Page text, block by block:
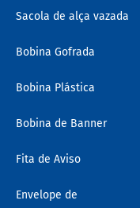
Sacola de alça vazada
Bobina Gofrada
Bobina Plástica
Bobina de Banner
Fita de Aviso
Envelope de